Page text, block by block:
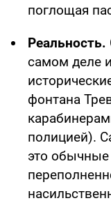
поглощая
Реальность.
самом деле
фонтана
полицией).
это